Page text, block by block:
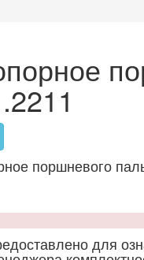
поршневого
для